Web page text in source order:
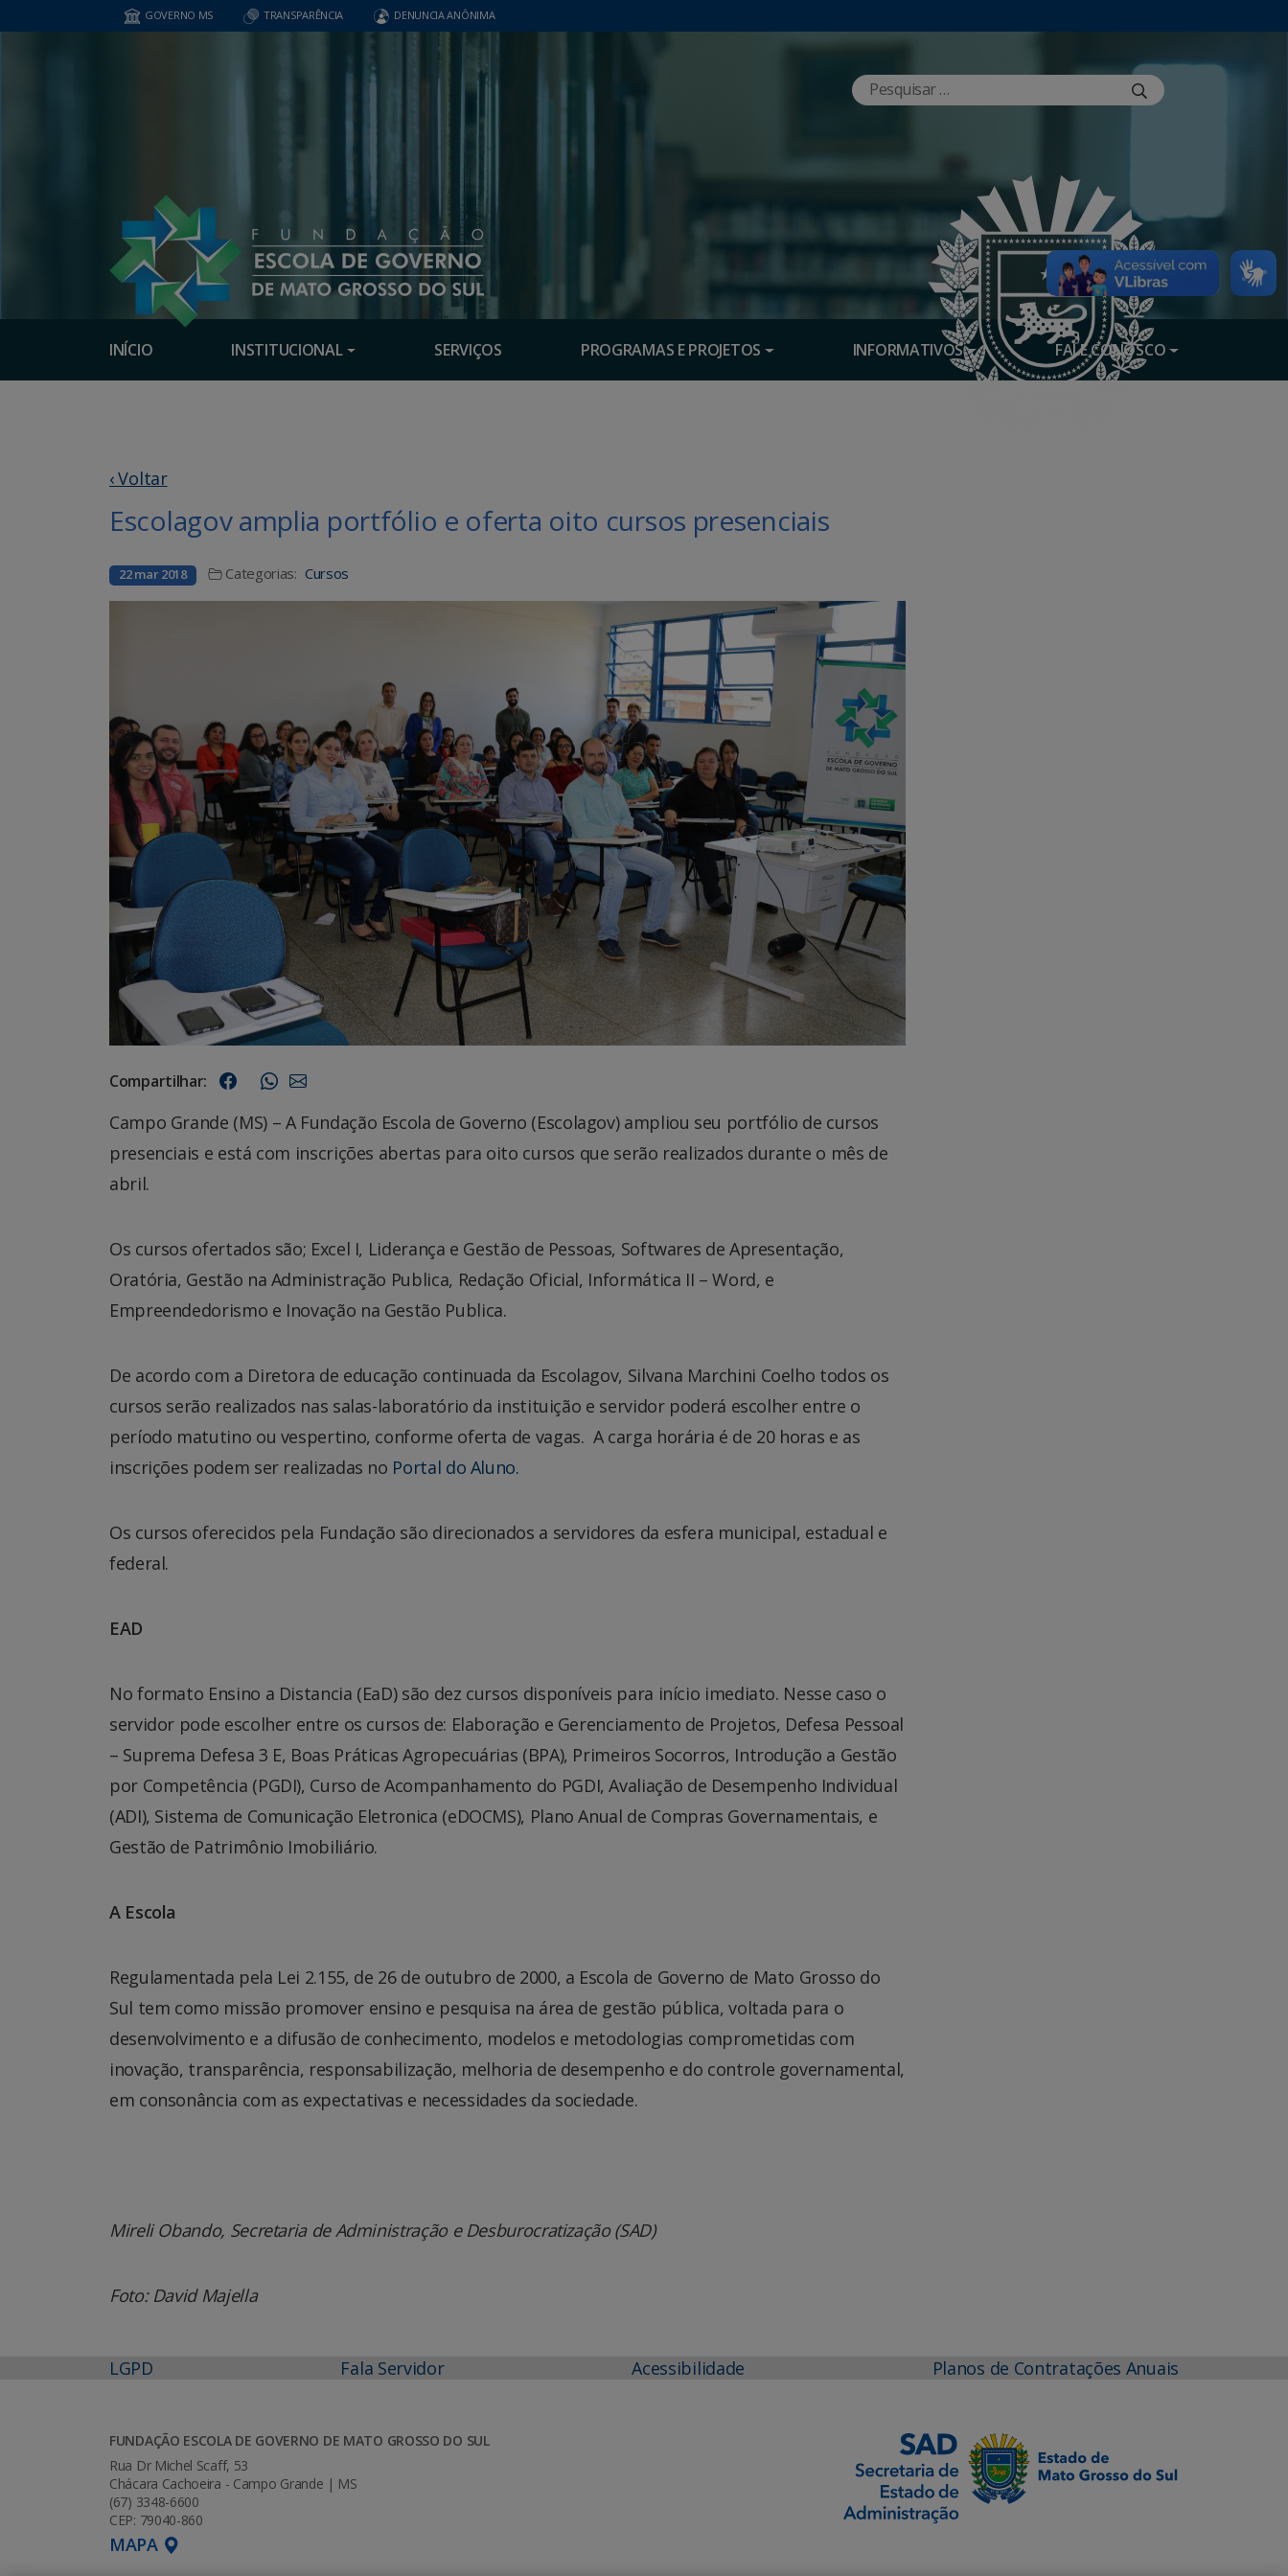
GOVERNO MS TRANSPARÊNCIA DENUNCIA ANÔNIMA
INÍCIO INSTITUCIONAL SERVIÇOS PROGRAMAS E PROJETOS INFORMATIVOS FALE CONOSCO
‹ Voltar
Escolagov amplia portfólio e oferta oito cursos presenciais
22 mar 2018 Categorias: Cursos
Compartilhar:
Campo Grande (MS) – A Fundação Escola de Governo (Escolagov) ampliou seu portfólio de cursos
presenciais e está com inscrições abertas para oito cursos que serão realizados durante o mês de
abril.
Os cursos ofertados são; Excel I, Liderança e Gestão de Pessoas, Softwares de Apresentação,
Oratória, Gestão na Administração Publica, Redação Oficial, Informática II – Word, e
Empreendedorismo e Inovação na Gestão Publica.
De acordo com a Diretora de educação continuada da Escolagov, Silvana Marchini Coelho todos os
cursos serão realizados nas salas-laboratório da instituição e servidor poderá escolher entre o
período matutino ou vespertino, conforme oferta de vagas. A carga horária é de 20 horas e as
inscrições podem ser realizadas no Portal do Aluno.
Os cursos oferecidos pela Fundação são direcionados a servidores da esfera municipal, estadual e
federal.
EAD
No formato Ensino a Distancia (EaD) são dez cursos disponíveis para início imediato. Nesse caso o
servidor pode escolher entre os cursos de: Elaboração e Gerenciamento de Projetos, Defesa Pessoal
– Suprema Defesa 3 E, Boas Práticas Agropecuárias (BPA), Primeiros Socorros, Introdução a Gestão
por Competência (PGDI), Curso de Acompanhamento do PGDI, Avaliação de Desempenho Individual
(ADI), Sistema de Comunicação Eletronica (eDOCMS), Plano Anual de Compras Governamentais, e
Gestão de Patrimônio Imobiliário.
A Escola
Regulamentada pela Lei 2.155, de 26 de outubro de 2000, a Escola de Governo de Mato Grosso do
Sul tem como missão promover ensino e pesquisa na área de gestão pública, voltada para o
desenvolvimento e a difusão de conhecimento, modelos e metodologias comprometidas com
inovação, transparência, responsabilização, melhoria de desempenho e do controle governamental,
em consonância com as expectativas e necessidades da sociedade.
Mireli Obando, Secretaria de Administração e Desburocratização (SAD)
Foto: David Majella
LGPD Fala Servidor Acessibilidade Planos de Contratações Anuais
FUNDAÇÃO ESCOLA DE GOVERNO DE MATO GROSSO DO SUL
Rua Dr Michel Scaff, 53
Chácara Cachoeira - Campo Grande | MS
(67) 3348-6600
CEP: 79040-860
MAPA